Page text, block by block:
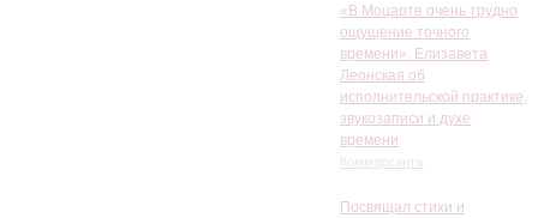
«В Моцарте очень трудно
ощущение точного
времени». Елизавета
Леонская об
исполнительской практике,
звукозаписи и духе
времени
Коммерсантъ
Посвящал стихи и